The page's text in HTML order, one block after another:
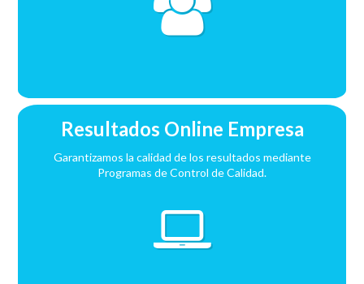
Resultados Online Empresa
Garantizamos la calidad de los resultados mediante
Programas de Control de Calidad.